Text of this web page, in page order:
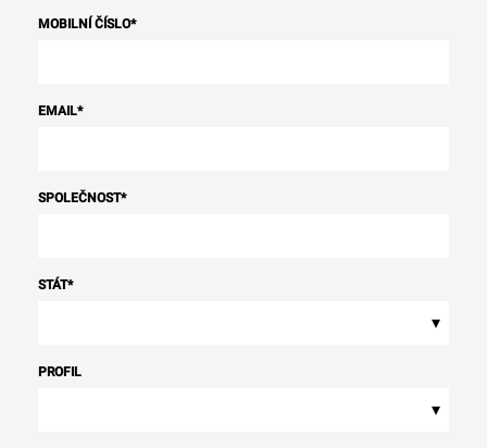
MOBILNÍ ČÍSLO*
EMAIL*
SPOLEČNOST*
STÁT*
▾
PROFIL
▾